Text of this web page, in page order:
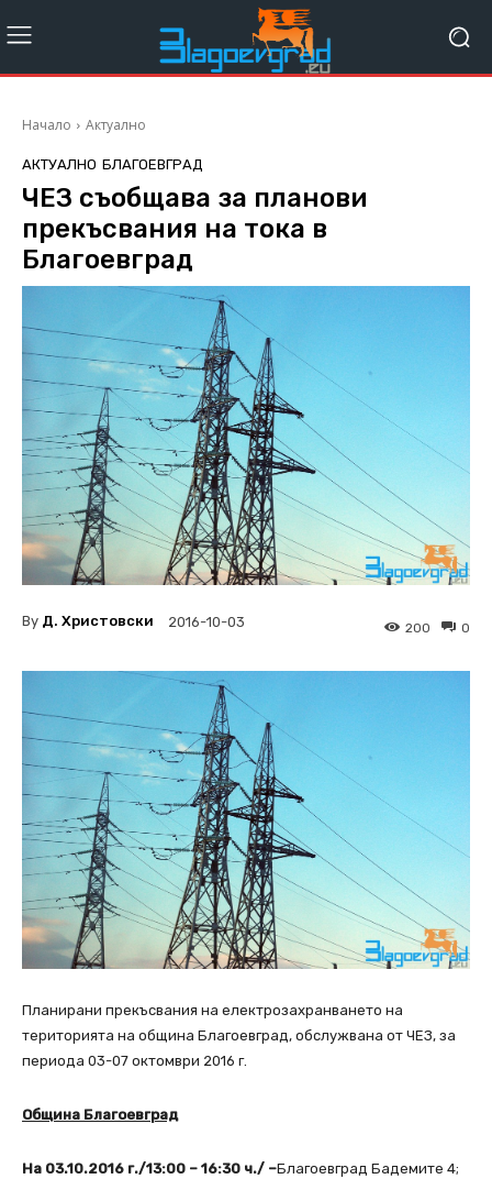
Начало Актуално
АКТУАЛНО БЛАГОЕВГРАД
ЧЕЗ съобщава за планови
прекъсвания на тока в
Благоевград
By Д. Христовски 2016-10-03 0
200
Планирани прекъсвания на електрозахранването на
територията на община Благоевград, обслужвана от ЧЕЗ, за
периода 03-07 октомври 2016 г.
Община Благоевград
На 03.10.2016 г./13:00 – 16:30 ч./ –Благоевград Бадемите 4;